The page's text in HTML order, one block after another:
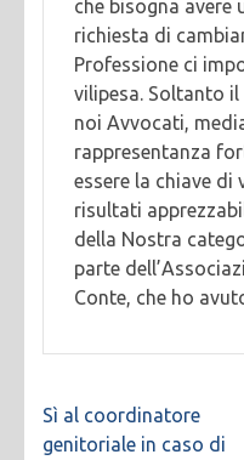
che bisogna avere
richiesta di
Professione ci
vilipesa. Soltanto
noi Avvocati,
rappresentanza
essere la chiave di
risultati
della Nostra
parte
Conte, che ho
Navigazione
articoli
Sì al coordinatore
genitoriale in caso di